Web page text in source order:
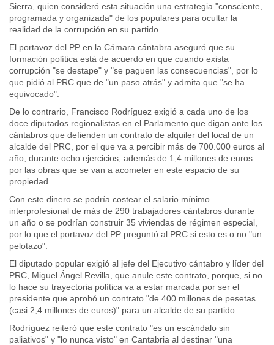
Sierra, quien consideró esta situación una estrategia "consciente,
programada y organizada" de los populares para ocultar la
realidad de la corrupción en su partido.
El portavoz del PP en la Cámara cántabra aseguró que su
formación política está de acuerdo en que cuando exista
corrupción "se destape" y "se paguen las consecuencias", por lo
que pidió al PRC que de "un paso atrás" y admita que "se ha
equivocado".
De lo contrario, Francisco Rodríguez exigió a cada uno de los
doce diputados regionalistas en el Parlamento que digan ante los
cántabros que defienden un contrato de alquiler del local de un
alcalde del PRC, por el que va a percibir más de 700.000 euros al
año, durante ocho ejercicios, además de 1,4 millones de euros
por las obras que se van a acometer en este espacio de su
propiedad.
Con este dinero se podría costear el salario mínimo
interprofesional de más de 290 trabajadores cántabros durante
un año o se podrían construir 35 viviendas de régimen especial,
por lo que el portavoz del PP preguntó al PRC si esto es o no "un
pelotazo".
El diputado popular exigió al jefe del Ejecutivo cántabro y líder del
PRC, Miguel Ángel Revilla, que anule este contrato, porque, si no
lo hace su trayectoria política va a estar marcada por ser el
presidente que aprobó un contrato "de 400 millones de pesetas
(casi 2,4 millones de euros)" para un alcalde de su partido.
Rodríguez reiteró que este contrato "es un escándalo sin
paliativos" y "lo nunca visto" en Cantabria al destinar "una